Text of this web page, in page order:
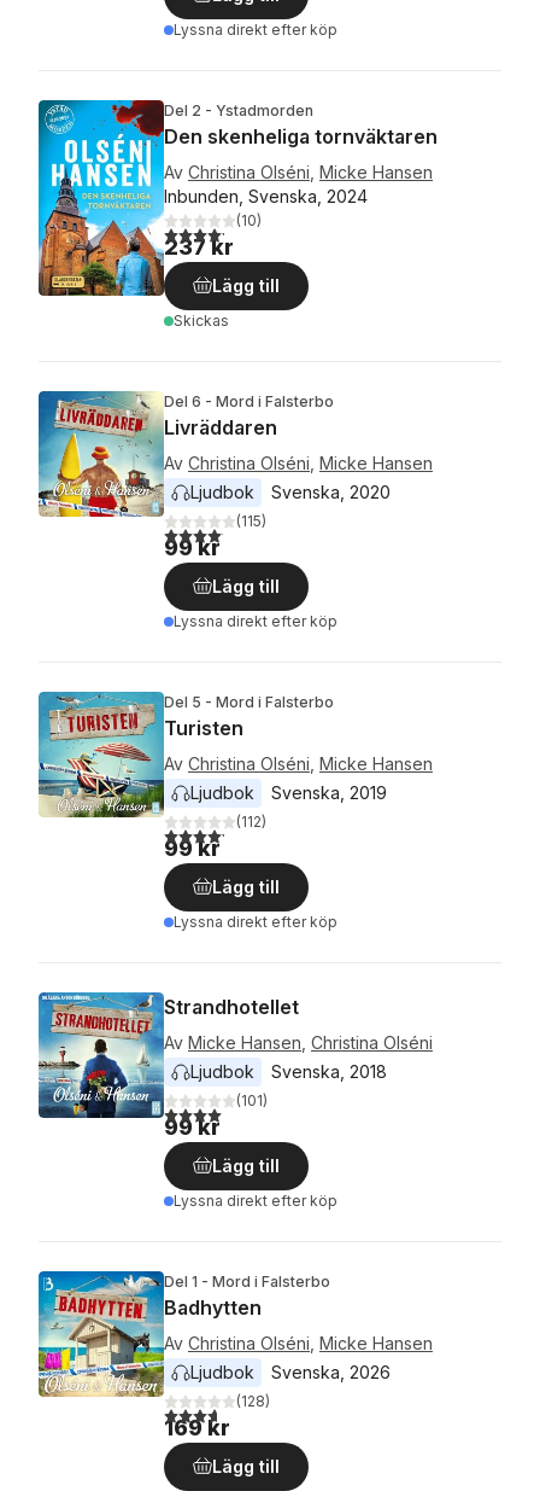
Lyssna direkt efter köp
Del 2 - Ystadmorden
Den skenheliga tornväktaren
Av Christina Olséni Micke Hansen
Inbunden, Svenska, 2024
4,2utav 5 stjärnor. Totalt antal röster:
(10)
237 kr
Lägg till
Skickas
Del 6 - Mord i Falsterbo
Livräddaren
Av Christina Olséni Micke Hansen
Ljudbok
Svenska 2020
4,1utav 5 stjärnor. Totalt antal röster:
(115)
99 kr
Lägg till
Lyssna direkt efter köp
Del 5 - Mord i Falsterbo
Turisten
Av Christina Olséni Micke Hansen
Ljudbok
Svenska 2019
4,2utav 5 stjärnor. Totalt antal röster:
(112)
99 kr
Lägg till
Lyssna direkt efter köp
Strandhotellet
Av Micke Hansen Christina Olséni
Ljudbok
Svenska 2018
4,0utav 5 stjärnor. Totalt antal röster:
(101)
99 kr
Lägg till
Lyssna direkt efter köp
Del 1 - Mord i Falsterbo
Badhytten
Av Christina Olséni Micke Hansen
Ljudbok
Svenska 2026
3,7utav 5 stjärnor. Totalt antal röster:
(128)
169 kr
Lägg till